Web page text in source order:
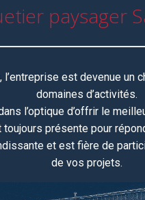
paysager
l’entreprise est devenue un
domaines d’activités.
l’optique d’offrir le
toujours présente pour
et est fière de
de vos projets.